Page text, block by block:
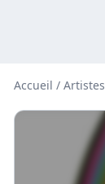
Accueil / Artistes